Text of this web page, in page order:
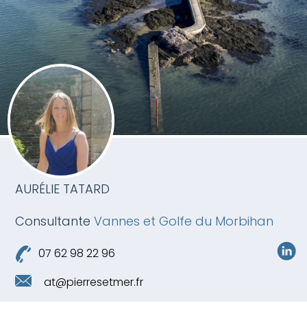
AURÉLIE TATARD
Consultante Vannes et Golfe du Morbihan
07 62 98 22 96
at@pierresetmer.fr